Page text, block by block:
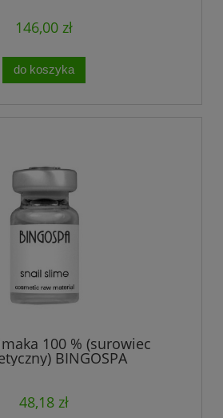
146,00 zł
do koszyka
100 % (surowiec
BINGOSPA
48,18 zł